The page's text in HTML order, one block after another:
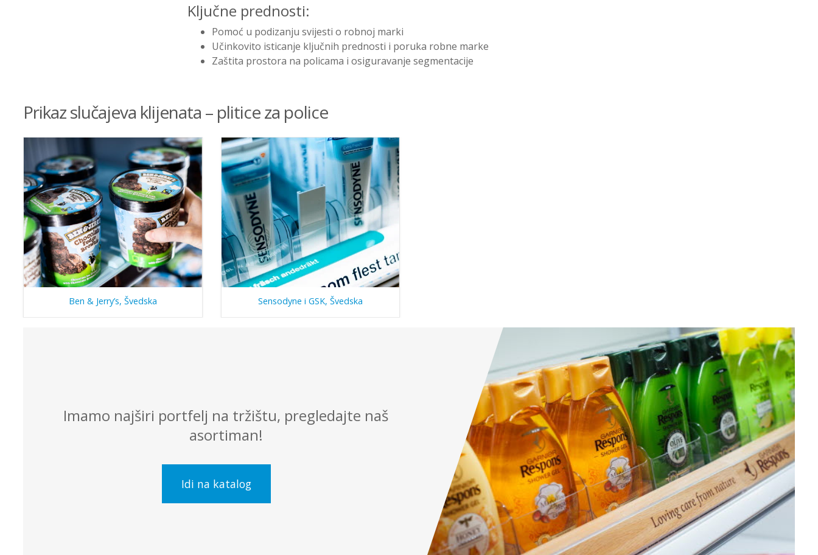
Ključne prednosti:
Pomoć u podizanju svijesti o robnoj marki
Učinkovito isticanje ključnih prednosti i poruka robne marke
Zaštita prostora na policama i osiguravanje segmentacije
Prikaz slučajeva klijenata – plitice za police
Ben & Jerry’s, Švedska Sensodyne i GSK, Švedska
Imamo najširi portfelj na tržištu, pregledajte naš
asortiman!
Idi na katalog